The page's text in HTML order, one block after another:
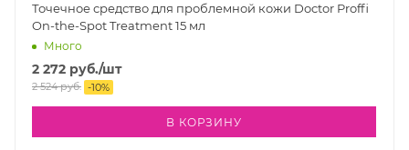
Точечное средство для проблемной кожи Doctor Proffi
On-the-Spot Treatment 15 мл
Много
2 272 руб./шт
2 524руб. -10%
В КОРЗИНУ